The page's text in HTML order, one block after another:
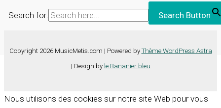
Search for: Search Button
Copyright 2026 MusicMetis.com | Powered by Thème WordPress Astra
| Design by le Bananier bleu
Nous utilisons des cookies sur notre site Web pour vous